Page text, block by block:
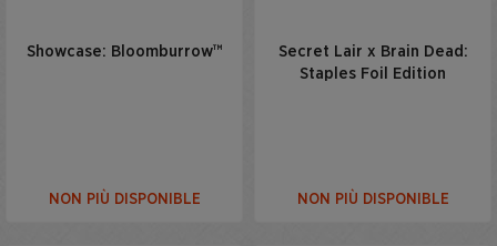
Showcase: Bloomburrow™
NON PIÙ DISPONIBLE
Secret Lair x Brain Dead:
Staples Foil Edition
NON PIÙ DISPONIBLE